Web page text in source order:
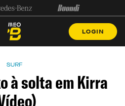
LOGIN
SURF
à solta em Kirra